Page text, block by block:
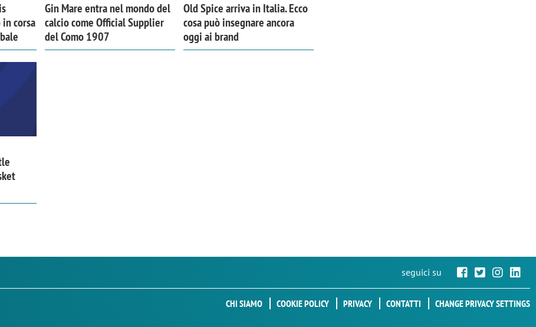
corsa
Gin Mare entra nel mondo del
calcio come Official Supplier
del Como 1907
Old Spice arriva in Italia. Ecco
cosa può insegnare ancora
oggi ai brand
seguici su
CHI SIAMO COOKIE POLICY PRIVACY CONTATTI CHANGE PRIVACY SETTINGS